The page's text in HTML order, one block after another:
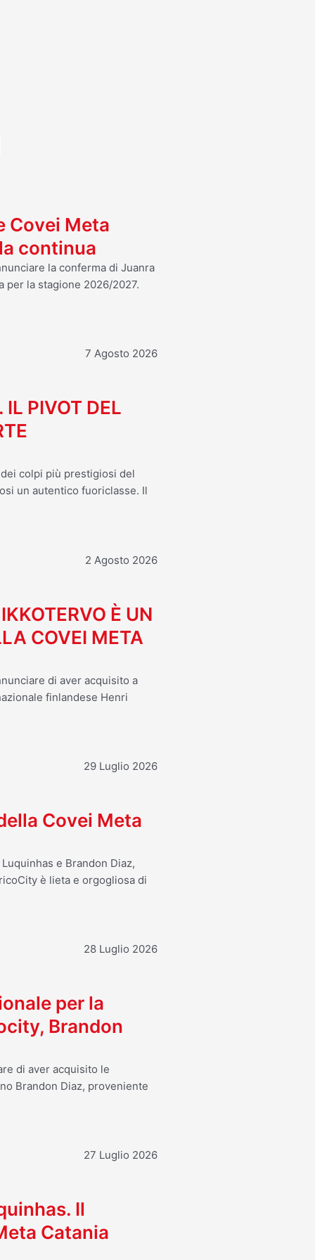
Covei Meta
continua
la conferma di Juanra
per la stagione 2026/2027.
7 Agosto 2026
IL PIVOT DEL
colpi più prestigiosi del
un autentico fuoriclasse. Il
2 Agosto 2026
È UN
COVEI META
di aver acquisito a
finlandese Henri
29 Luglio 2026
Covei Meta
e Brandon Diaz,
è lieta e orgogliosa di
28 Luglio 2026
per la
Brandon
di aver acquisito le
Brandon Diaz, proveniente
27 Luglio 2026
Il
Catania